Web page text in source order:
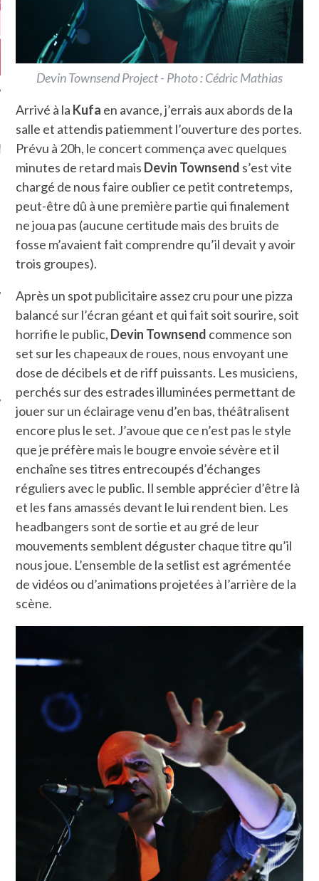
KARMA –
ANNIVERSAIRE
SOCIAUX
Devin Townsend Project - Photo : Cédric Mathias
Arrivé à la Kufa en avance, j’errais aux abords de la
salle et attendis patiemment l’ouverture des portes.
Prévu à 20h, le concert commença avec quelques
minutes de retard mais Devin Townsend s’est vite
chargé de nous faire oublier ce petit contretemps,
peut-être dû à une première partie qui finalement
ne joua pas (aucune certitude mais des bruits de
fosse m’avaient fait comprendre qu’il devait y avoir
trois groupes).
Après un spot publicitaire assez cru pour une pizza
balancé sur l’écran géant et qui fait soit sourire, soit
horrifie le public, Devin Townsend commence son
set sur les chapeaux de roues, nous envoyant une
dose de décibels et de riff puissants. Les musiciens,
perchés sur des estrades illuminées permettant de
jouer sur un éclairage venu d’en bas, théâtralisent
encore plus le set. J’avoue que ce n’est pas le style
que je préfère mais le bougre envoie sévère et il
enchaîne ses titres entrecoupés d’échanges
réguliers avec le public. Il semble apprécier d’être là
et les fans amassés devant le lui rendent bien. Les
headbangers sont de sortie et au gré de leur
mouvements semblent déguster chaque titre qu’il
nous joue. L’ensemble de la setlist est agrémentée
de vidéos ou d’animations projetées à l’arrière de la
scène.